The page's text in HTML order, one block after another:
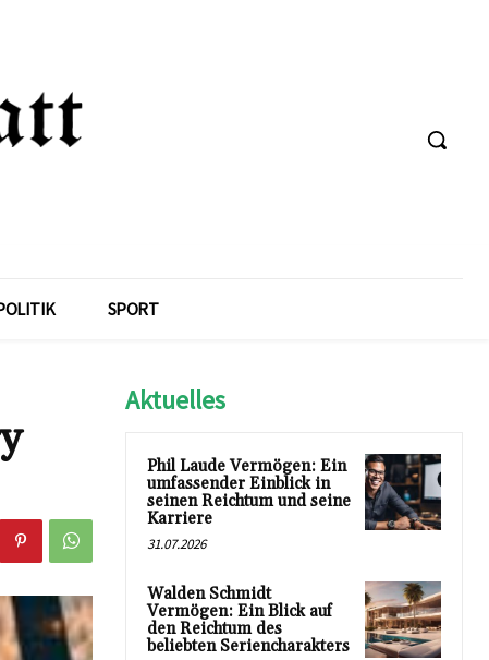
SPORT
Aktuelles
Phil Laude Vermögen: Ein
umfassender Einblick in
seinen Reichtum und seine
Karriere
31.07.2026
Walden Schmidt
Vermögen: Ein Blick auf
den Reichtum des
beliebten Seriencharakters